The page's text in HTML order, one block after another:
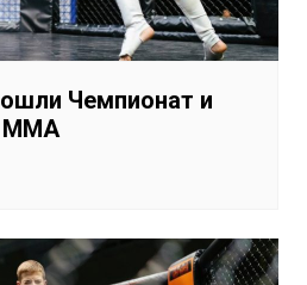
Чемпионат и
ММА